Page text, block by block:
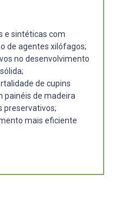
e sintéticas com
de agentes xilófagos;
no desenvolvimento
de cupins
painéis de madeira
preservativos;
mais eficiente